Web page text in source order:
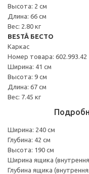
Высота: 2 см
Длина: 66 см
Вес: 2.80 кг
BESTÅ БЕСТО
Каркас
Номер товара: 602.993.42
Ширина: 41 см
Высота: 9 см
Длина: 67 см
Вес: 7.45 кг
Ширина: 240 см
Глубина: 42 см
Высота: 190 см
Ширина ящика
Глубина ящика